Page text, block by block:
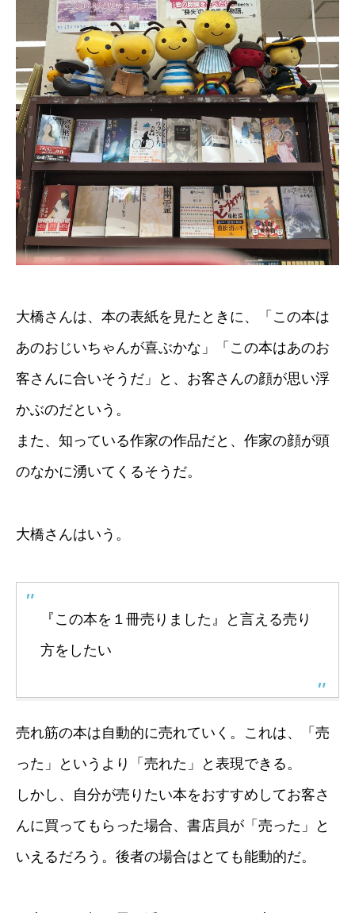
大橋さんは、本の表紙を見たときに、「この本は
あのおじいちゃんが喜ぶかな」「この本はあのお
客さんに合いそうだ」と、お客さんの顔が思い浮
かぶのだという。
また、知っている作家の作品だと、作家の顔が頭
のなかに湧いてくるそうだ。
大橋さんはいう。
『この本を１冊売りました』と言える売り
方をしたい
売れ筋の本は自動的に売れていく。これは、「売
った」というより「売れた」と表現できる。
しかし、自分が売りたい本をおすすめしてお客さ
んに買ってもらった場合、書店員が「売った」と
いえるだろう。後者の場合はとても能動的だ。